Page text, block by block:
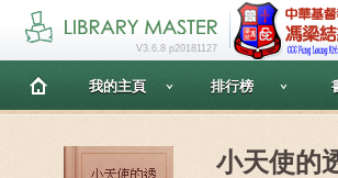
V3.6.8 p20181127
我的主頁 排行榜
小天使的